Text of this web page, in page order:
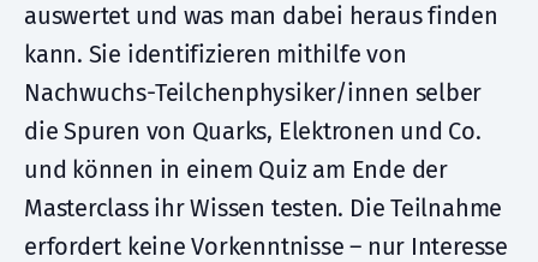
auswertet und was man dabei heraus finden
kann. Sie identifizieren mithilfe von
Nachwuchs-Teilchenphysiker/innen selber
die Spuren von Quarks, Elektronen und Co.
und können in einem Quiz am Ende der
Masterclass ihr Wissen testen. Die Teilnahme
erfordert keine Vorkenntnisse – nur Interesse